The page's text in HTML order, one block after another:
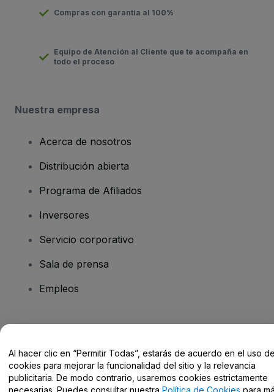
Compras con garantía al 100%
Equipo de Atención al Cliente que te acompaña en
todo el proceso
Nuestra empresa
Acerca de nosotros
Distribución abierta
Programa de Afiliados
Inversores
Servicio corporativo
Sala de prensa
Empleos
Centro de Ayuda / Contacto
Al hacer clic en “Permitir Todas”, estarás de acuerdo en el uso
cookies para mejorar la funcionalidad del sitio y la relevancia
publicitaria. De modo contrario, usaremos cookies estrictamente
necesarias. Puedes consultar nuestra Política de Cookies para